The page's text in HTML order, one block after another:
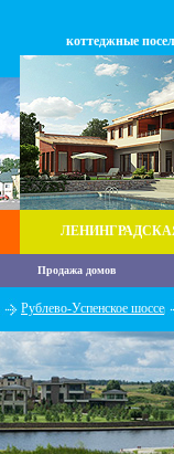
коттеджные
Продажа домов
Рублево-Успенское шоссе